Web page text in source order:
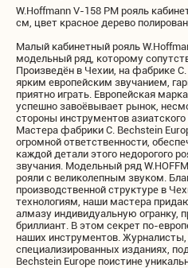
W.Hoffmann V-158 PM рояль
см, цвет красное дерево
Mалый кабинетный рояль
модельный ряд, которому
Произведён в Чехии, на фабрике
ярким европейским звучанием,
приятно играть. Европейская
успешно завоёвывает рынок,
стороны инструментов
Мастера фабрики C. Bechstein
огромной ответственности,
каждой детали этого недорогого
звучания. Модельный ряд
рояли с великолепным звуком.
производственной структуре в
технологиям, наши мастера
алмазу индивидуальную огранку,
бриллиант. В этом секрет по-
наших инструментов.
специализированных изданиях,
Bechstein Europe поистине